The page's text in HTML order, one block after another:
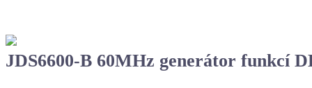
JDS6600-B 60MHz generátor funkcí